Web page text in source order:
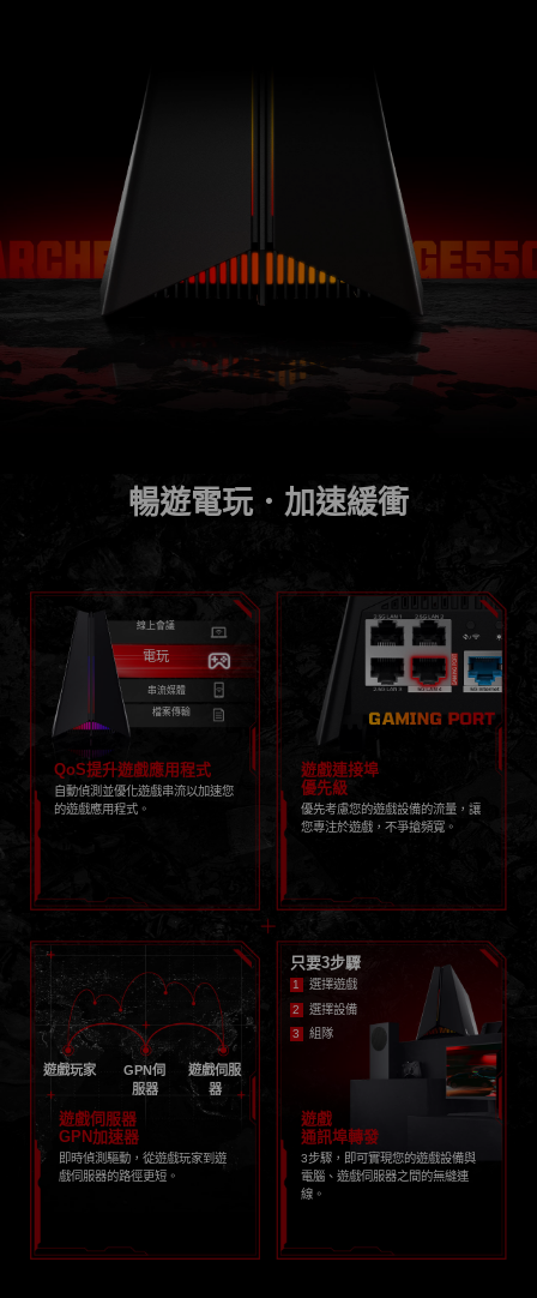
暢遊電玩．加速緩衝
QoS提升遊戲應用程式
自動偵測並優化遊戲串流以加速您
的遊戲應用程式。
線上會議
電玩
串流媒體
檔案傳輸
遊戲連接埠
優先級
優先考慮您的遊戲設備的流量，讓
您專注於遊戲，不爭搶頻寬。
遊戲伺服器
GPN加速器
即時偵測驅動，從遊戲玩家到遊
戲伺服器的路徑更短。
遊戲玩家
GPN伺
服器
遊戲伺服
器
遊戲
通訊埠轉發
3步驟，即可實現您的遊戲設備與
電腦、遊戲伺服器之間的無縫連
線。
只要3步驟
選擇遊戲
選擇設備
組隊